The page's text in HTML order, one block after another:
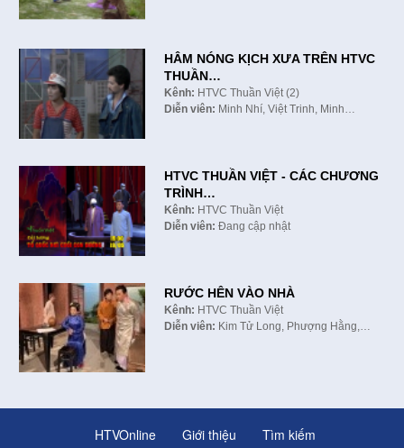
HÂM NÓNG KỊCH XƯA TRÊN HTVC
THUẦN…
Kênh: HTVC Thuần Việt (2)
Diễn viên: Minh Nhí, Việt Trinh, Minh…
HTVC THUẦN VIỆT - CÁC CHƯƠNG
TRÌNH…
Kênh: HTVC Thuần Việt
Diễn viên: Đang cập nhật
RƯỚC HÊN VÀO NHÀ
Kênh: HTVC Thuần Việt
Diễn viên: Kim Tử Long, Phượng Hằng,…
HTVOnline Giới thiệu Tìm kiếm